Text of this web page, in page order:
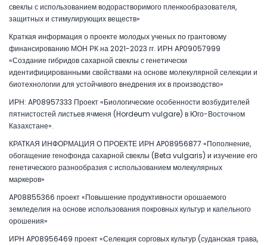
свеклы с использованием водорастворимого пленкообразователя,
защитных и стимулирующих веществ»
Краткая информация о проекте молодых ученых по грантовому
финансированию МОН РК на 2021-2023 гг. ИРН AP09057999
«Создание гибридов сахарной свеклы с генетически
идентифицированными свойствами на основе молекулярной селекции и
биотехнологии для устойчивого внедрения их в производство»
ИРН: AP08957333 Проект «Биологические особенности возбудителей
пятнистостей листьев ячменя (Hordeum vulgare) в Юго-Восточном
Казахстане».
КРАТКАЯ ИНФОРМАЦИЯ О ПРОЕКТЕ ИРН AP08956877 «Пополнение,
обогащение генофонда сахарной свеклы (Beta vulgaris) и изучение его
генетического разнообразия с использованием молекулярных
маркеров»
AP08855366 проект «Повышение продуктивности орошаемого
земледелия на основе использования покровных культур и капельного
орошения»
ИРН AP08956469 проект «Селекция сорговых культур (суданская трава,